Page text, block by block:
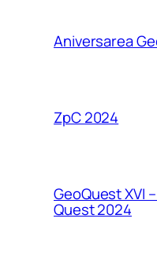
Aniversarea
ZpC 2024
GeoQuest XVI
Quest 2024